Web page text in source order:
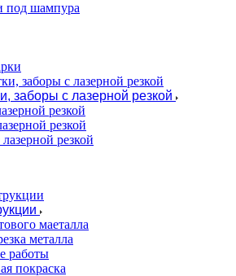
под шампура
заборы с лазерной резкой
резкой
резкой
резкой
маеталла
металла
работы
покраска